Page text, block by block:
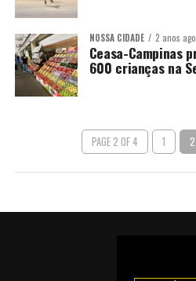
NOSSA CIDADE 2 anos ago
Ceasa-Campinas
600 crianças na
PAGE 2 OF 4 1 2